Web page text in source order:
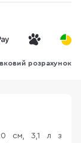
розрахунок
см, 3,1 л з